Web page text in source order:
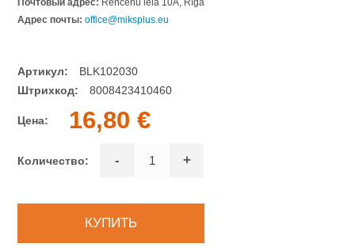
Почтовый адрес: Rencenu iela 10A, Rīga
Адрес почты: office@miksplus.eu
Артикул:
BLK102030
Штрихкод:
8008423410460
Цена: 16,80 €
Количество: - +